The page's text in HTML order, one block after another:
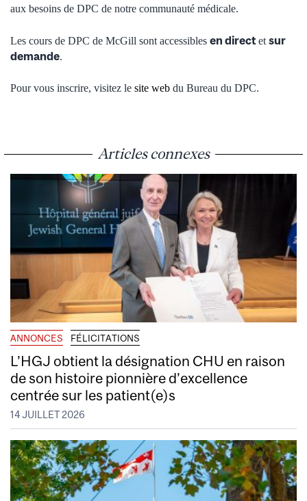
aux besoins de DPC de notre communauté médicale.
Les cours de DPC de McGill sont accessibles en direct et sur
demande.
Pour vous inscrire, visitez le site web du Bureau du DPC.
Articles connexes
ANNONCES FÉLICITATIONS
L’HGJ obtient la désignation CHU en raison
de son histoire pionnière d’excellence
centrée sur les patient(e)s
14 JUILLET 2026